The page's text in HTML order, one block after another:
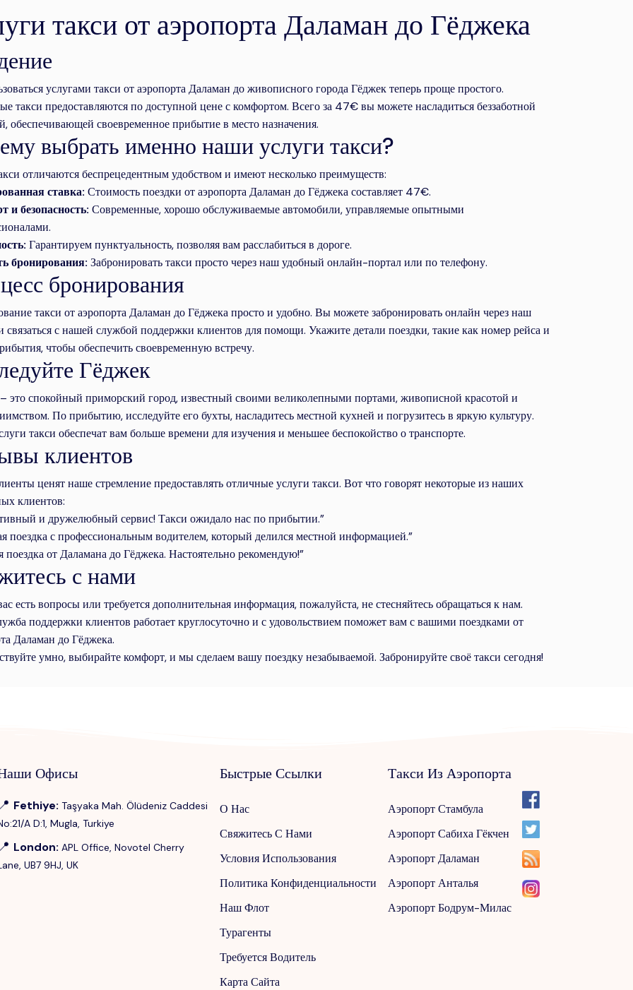
такси от аэропорта Даламан до Гёджека
услугами такси от аэропорта Даламан до живописного города Гёджек теперь проще простого.
такси предоставляются по доступной цене с комфортом. Всего за 47€ вы можете насладиться беззаботной
обеспечивающей своевременное прибытие в место назначения.
выбрать именно наши услуги такси?
отличаются беспрецедентным удобством и имеют несколько преимуществ:
ставка: Стоимость поездки от аэропорта Даламан до Гёджека составляет 47€.
и безопасность: Современные, хорошо обслуживаемые автомобили, управляемые опытными
Гарантируем пунктуальность, позволяя вам расслабиться в дороге.
бронирования: Забронировать такси просто через наш удобный онлайн-портал или по телефону.
бронирования
такси от аэропорта Даламан до Гёджека просто и удобно. Вы можете забронировать онлайн через наш
связаться с нашей службой поддержки клиентов для помощи. Укажите детали поездки, такие как номер рейса и
чтобы обеспечить своевременную встречу.
Гёджек
это спокойный приморский город, известный своими великолепными портами, живописной красотой и
По прибытию, исследуйте его бухты, насладитесь местной кухней и погрузитесь в яркую культуру.
такси обеспечат вам больше времени для изучения и меньшее беспокойство о транспорте.
клиентов
ценят наше стремление предоставлять отличные услуги такси. Вот что говорят некоторые из наших
клиентов:
и дружелюбный сервис! Такси ожидало нас по прибытии.”
поездка с профессиональным водителем, который делился местной информацией.”
поездка от Даламана до Гёджека. Настоятельно рекомендую!”
с нами
есть вопросы или требуется дополнительная информация, пожалуйста, не стесняйтесь обращаться к нам.
поддержки клиентов работает круглосуточно и с удовольствием поможет вам с вашими поездками от
Даламан до Гёджека.
умно, выбирайте комфорт, и мы сделаем вашу поездку незабываемой. Забронируйте своё такси сегодня!
Офисы
Fethiye: Taşyaka Mah. Ölüdeniz Caddesi
A D:1, Mugla, Turkiye
London: APL Office, Novotel Cherry
UB7 9HJ, UK
Быстрые Ссылки
О Нас
Свяжитесь С Нами
Условия Использования
Политика Конфиденциальности
Наш Флот
Турагенты
Требуется Водитель
Карта Сайта
Такси Из Аэропорта
Аэропорт Стамбула
Аэропорт Сабиха Гёкчен
Аэропорт Даламан
Аэропорт Анталья
Аэропорт Бодрум-Милас